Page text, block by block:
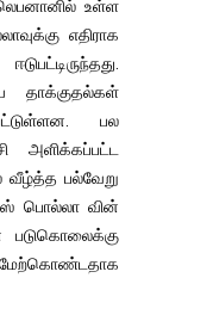
உள்ள
எதிராக
தாக்குதல்கள்
பல
அளிக்கப்பட்ட
வீழ்த்த பல்வேறு
பொல்லா வின்
படுகொலைக்கு
மேற்கொண்டதாக